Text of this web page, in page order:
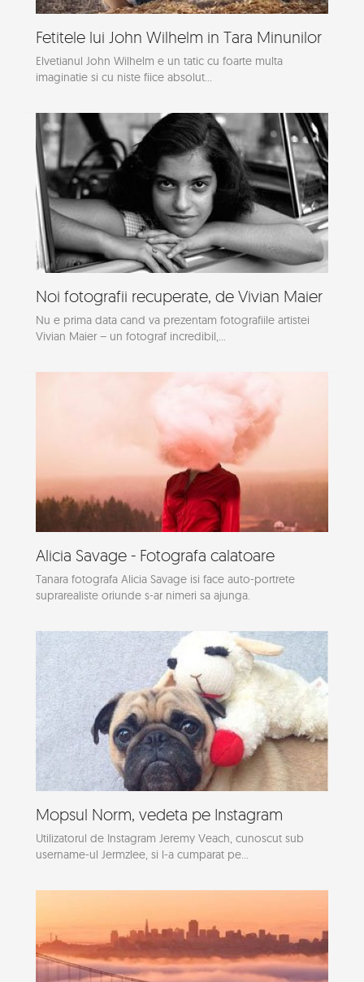
Fetitele lui John Wilhelm in Tara Minunilor
Elvetianul John Wilhelm e un tatic cu foarte multa
imaginatie si cu niste fiice absolut...
Noi fotografii recuperate, de Vivian Maier
Nu e prima data cand va prezentam fotografiile artistei
Vivian Maier – un fotograf incredibil,...
Alicia Savage - Fotografa calatoare
Tanara fotografa Alicia Savage isi face auto-portrete
suprarealiste oriunde s-ar nimeri sa ajunga.
Mopsul Norm, vedeta pe Instagram
Utilizatorul de Instagram Jeremy Veach, cunoscut sub
username-ul Jermzlee, si l-a cumparat pe...